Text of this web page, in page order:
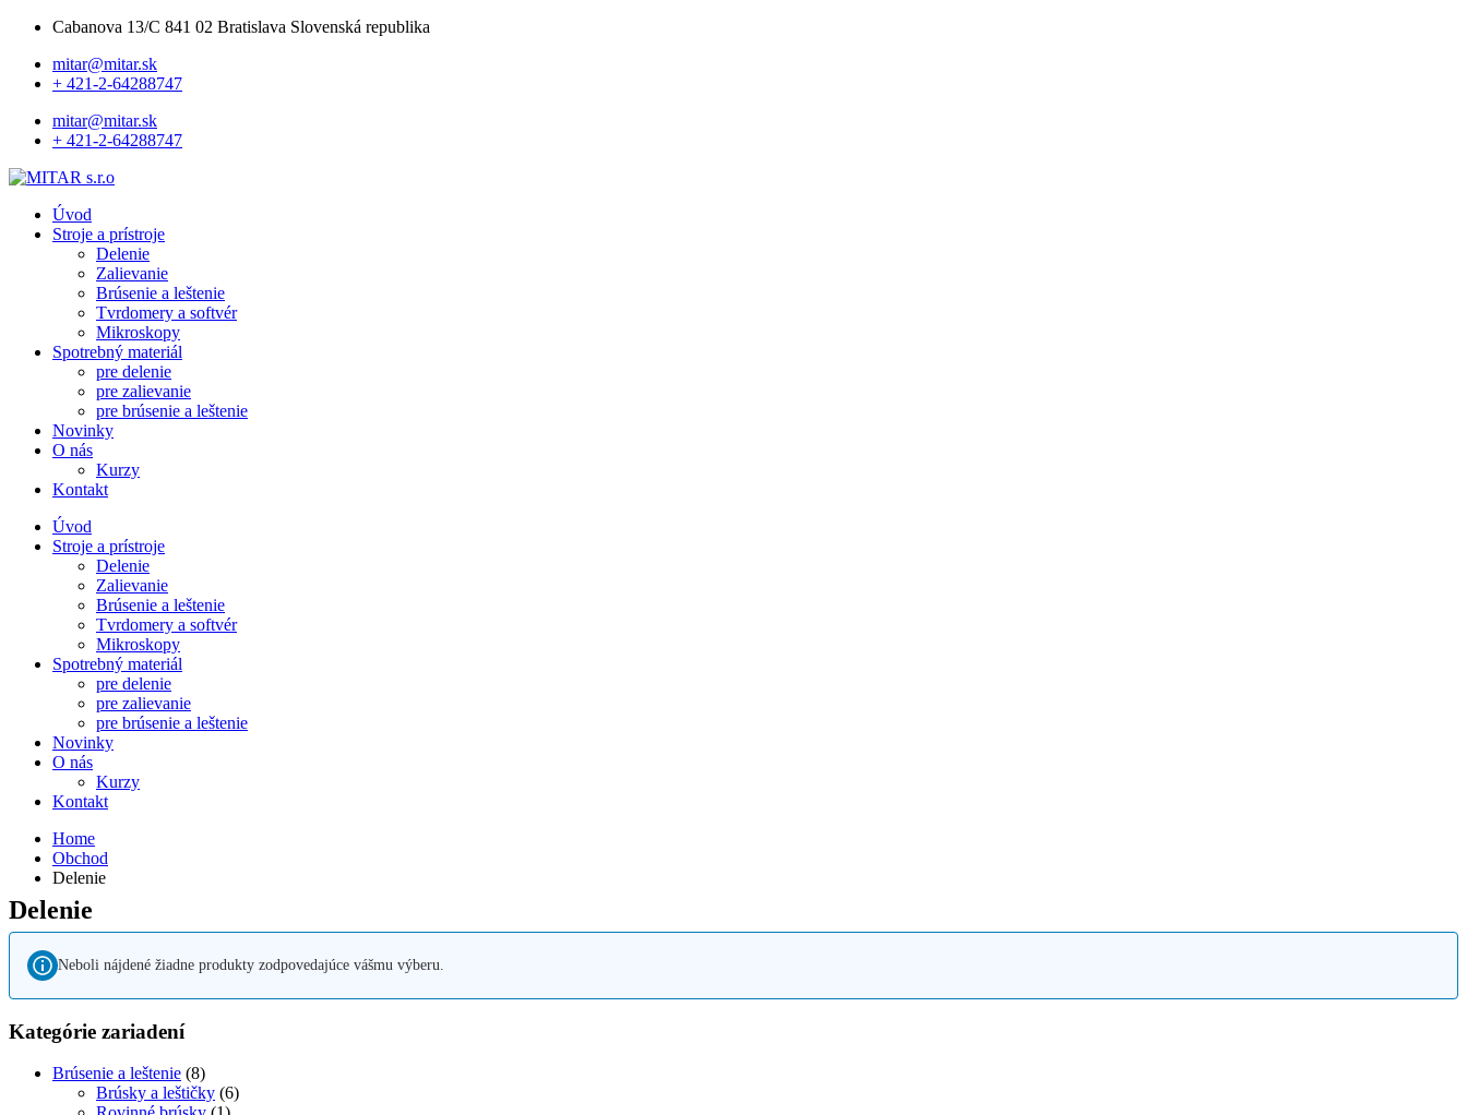
Cabanova 13/C 841 02 Bratislava Slovenská republika
mitar@mitar.sk
+ 421-2-64288747
mitar@mitar.sk
+ 421-2-64288747
Úvod
Stroje a prístroje
Delenie
Zalievanie
Brúsenie a leštenie
Tvrdomery a softvér
Mikroskopy
Spotrebný materiál
pre delenie
pre zalievanie
pre brúsenie a leštenie
Novinky
O nás
Kurzy
Kontakt
Úvod
Stroje a prístroje
Delenie
Zalievanie
Brúsenie a leštenie
Tvrdomery a softvér
Mikroskopy
Spotrebný materiál
pre delenie
pre zalievanie
pre brúsenie a leštenie
Novinky
O nás
Kurzy
Kontakt
Home
Obchod
Delenie
Delenie
Neboli nájdené žiadne produkty zodpovedajúce vášmu výberu.
Kategórie zariadení
Brúsenie a leštenie (8)
Brúsky a leštičky (6)